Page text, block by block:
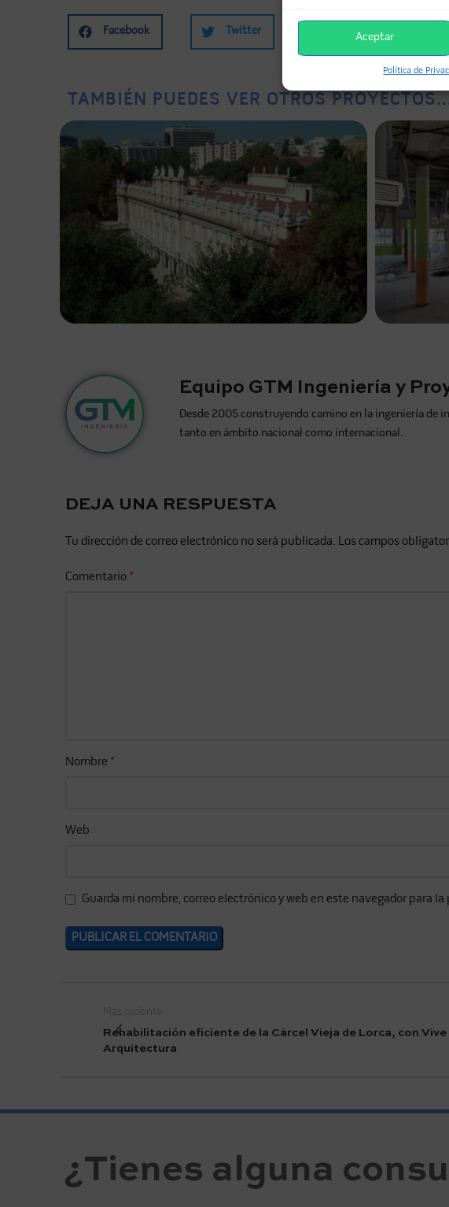
Aceptar
Política de
Facebook Twitter LinkedIn
TAMBIÉN PUEDES VER OTROS
Equipo GTM Ingeniería y
Desde 2005 construyendo camino en la ingeniería de
tanto en ámbito nacional como internacional.
DEJA UNA RESPUESTA
Tu dirección de correo electrónico no será publicada. Los campos
Comentario *
Nombre *
Web
Guarda mi nombre, correo electrónico y web en este navegador para
Rehabilitación eficiente de la Cárcel Vieja de Lorca, con Vive
Arquitectura
¿Tienes alguna